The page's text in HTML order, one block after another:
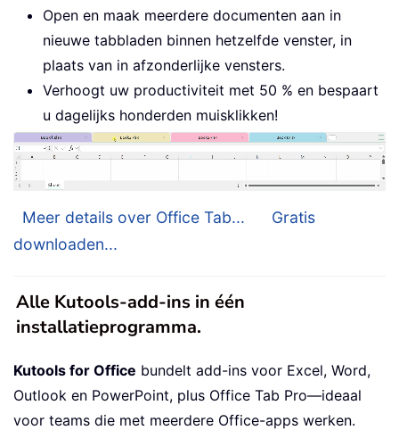
Open en maak meerdere documenten aan in
nieuwe tabbladen binnen hetzelfde venster, in
plaats van in afzonderlijke vensters.
Verhoogt uw productiviteit met 50 % en bespaart
u dagelijks honderden muisklikken!
Meer details over Office Tab...
Gratis
downloaden...
Alle Kutools-add-ins in één
installatieprogramma.
Kutools for Office bundelt add-ins voor Excel, Word,
Outlook en PowerPoint, plus Office Tab Pro—ideaal
voor teams die met meerdere Office-apps werken.